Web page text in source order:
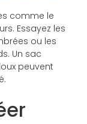
comme le
Essayez les
ou les
Un sac
peuvent